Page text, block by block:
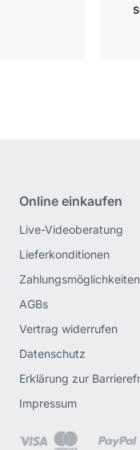
Online einkaufen
Live-Videoberatung
Lieferkonditionen
Zahlungsmöglichkeiten
AGBs
Vertrag widerrufen
Datenschutz
Erklärung zur
Impressum